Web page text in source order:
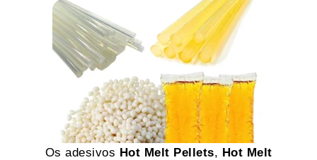
Os adesivos Hot Melt Pellets, Hot Melt